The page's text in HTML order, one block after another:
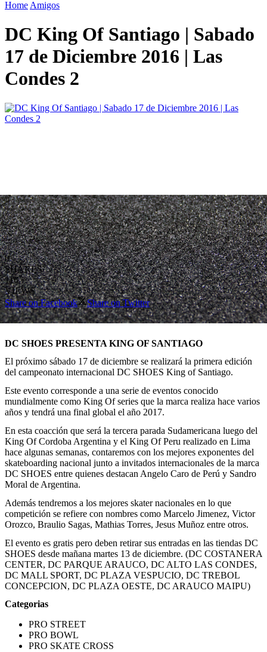
Home Amigos
DC King Of Santiago | Sabado
17 de Diciembre 2016 | Las
Condes 2
0
SHARES
116
VIEWS
Share on Facebook
Share on Twitter
DC SHOES PRESENTA KING OF SANTIAGO
El próximo sábado 17 de diciembre se realizará la primera edición
del campeonato internacional DC SHOES King of Santiago.
Este evento corresponde a una serie de eventos conocido
mundialmente como King Of series que la marca realiza hace varios
años y tendrá una final global el año 2017.
En esta coacción que será la tercera parada Sudamericana luego del
King Of Cordoba Argentina y el King Of Peru realizado en Lima
hace algunas semanas, contaremos con los mejores exponentes del
skateboarding nacional junto a invitados internacionales de la marca
DC SHOES entre quienes destacan Angelo Caro de Perú y Sandro
Moral de Argentina.
Además tendremos a los mejores skater nacionales en lo que
competición se refiere con nombres como Marcelo Jimenez, Victor
Orozco, Braulio Sagas, Mathias Torres, Jesus Muñoz entre otros.
El evento es gratis pero deben retirar sus entradas en las tiendas DC
SHOES desde mañana martes 13 de diciembre. (DC COSTANERA
CENTER, DC PARQUE ARAUCO, DC ALTO LAS CONDES,
DC MALL SPORT, DC PLAZA VESPUCIO, DC TREBOL
CONCEPCION, DC PLAZA OESTE, DC ARAUCO MAIPU)
Categorias
PRO STREET
PRO BOWL
PRO SKATE CROSS